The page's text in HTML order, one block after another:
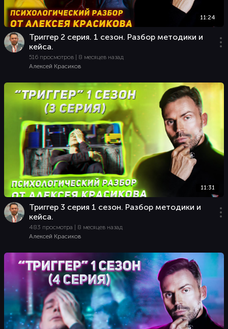
11:24
Триггер 2 серия. 1 сезон. Разбор методики и
кейса.
516 просмотров | 8 месяцев назад
Алексей Красиков
11:31
Триггер 3 серия 1 сезон. Разбор методики и
кейса.
483 просмотра | 8 месяцев назад
Алексей Красиков